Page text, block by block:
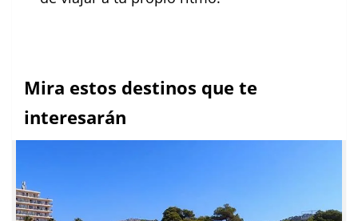
Mira estos destinos que te
interesarán